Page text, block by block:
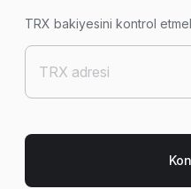
TRX bakiyesini kontrol